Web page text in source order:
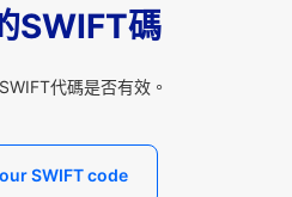
SWIFT碼
代碼是否有效。
SWIFT code